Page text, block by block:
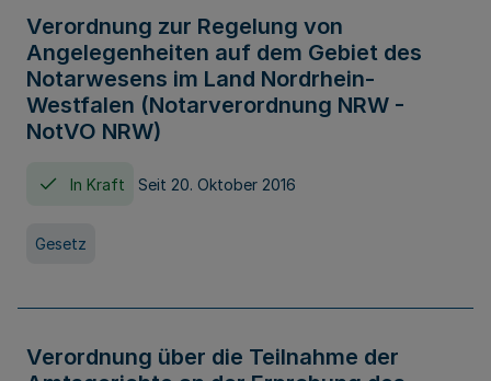
Verordnung zur Regelung von
Angelegenheiten auf dem Gebiet des
Notarwesens im Land Nordrhein-
Westfalen (Notarverordnung NRW -
NotVO NRW)
In Kraft Seit 20. Oktober 2016
Gesetz
Verordnung über die Teilnahme der